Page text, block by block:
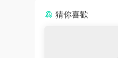
猜你喜歡